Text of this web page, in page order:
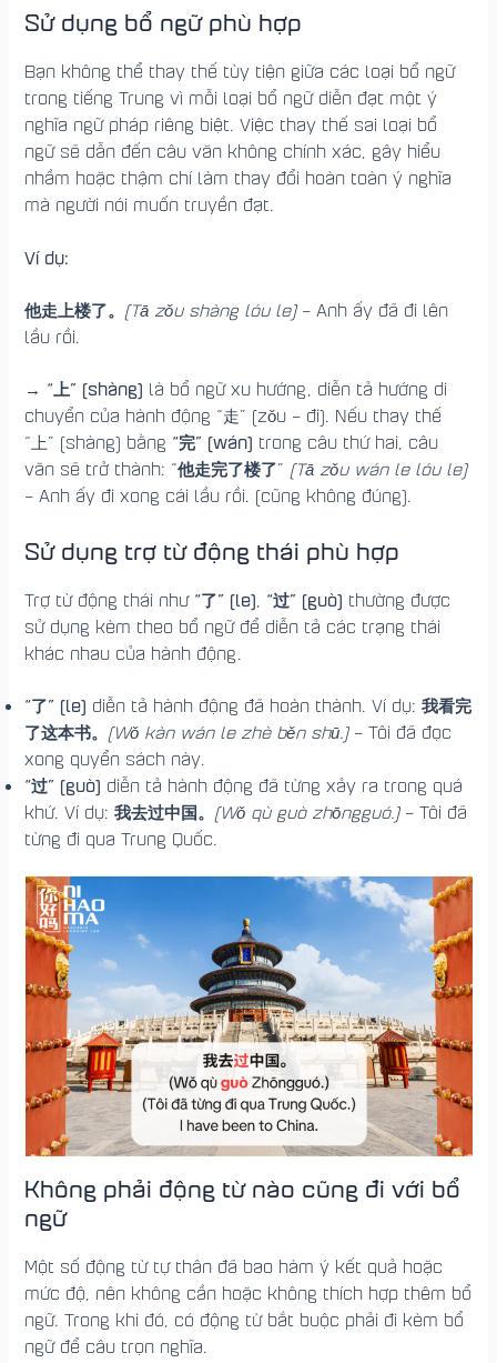
Sử dụng bổ ngữ phù hợp
Bạn không thể thay thế tùy tiện giữa các loại bổ ngữ
trong tiếng Trung vì mỗi loại bổ ngữ diễn đạt một ý
nghĩa ngữ pháp riêng biệt. Việc thay thế sai loại bổ
ngữ sẽ dẫn đến câu văn không chính xác, gây hiểu
nhầm hoặc thậm chí làm thay đổi hoàn toàn ý nghĩa
mà người nói muốn truyền đạt.
Ví dụ:
他走上楼了。 (Tā zǒu shàng lóu le)– Anh ấy đã đi lên
lầu rồi.
→ “上” (shàng) là bổ ngữ xu hướng, diễn tả hướng di
chuyển của hành động “走” (zǒu – đi). Nếu thay thế
“上” (shàng) bằng “完” (wán) trong câu thứ hai, câu
văn sẽ trở thành: “他走完了楼了” (Tā zǒu wán le lóu le)
– Anh ấy đi xong cái lầu rồi. (cũng không đúng).
Sử dụng trợ từ động thái phù hợp
Trợ từ động thái như “了” (le) “过” (guò) thường được
sử dụng kèm theo bổ ngữ để diễn tả các trạng thái
khác nhau của hành động.
“了” (le) diễn tả hành động đã hoàn thành. Ví dụ:我看完
了这本书。 (Wǒ kàn wán le zhè běn shū.)– Tôi đã đọc
xong quyển sách này.
“过” (guò) diễn tả hành động đã từng xảy ra trong quá
khứ. Ví dụ:我去过中国。 (Wǒ qù guò zhōngguó.)– Tôi đã
từng đi qua Trung Quốc.
Không phải động từ nào cũng đi với bổ
ngữ
Một số động từ tự thân đã bao hàm ý kết quả hoặc
mức độ, nên không cần hoặc không thích hợp thêm bổ
ngữ. Trong khi đó, có động từ bắt buộc phải đi kèm bổ
ngữ để câu trọn nghĩa.